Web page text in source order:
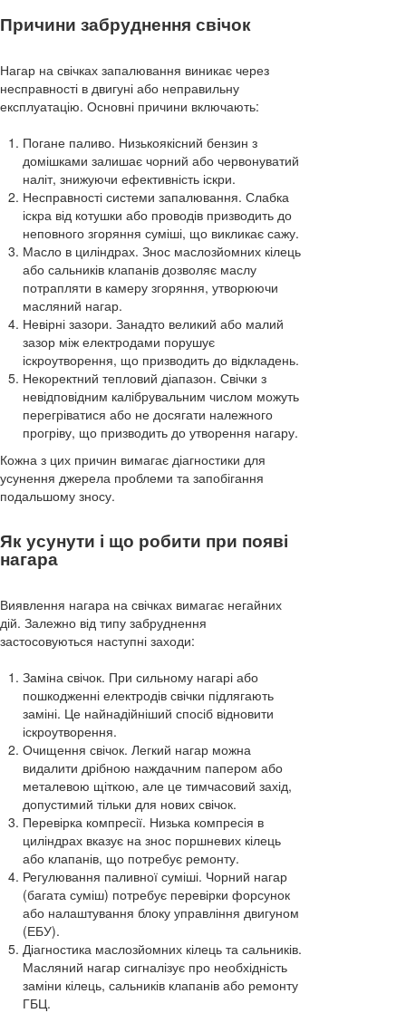
Причини забруднення свічок
Нагар на свічках запалювання виникає через
несправності в двигуні або неправильну
експлуатацію. Основні причини включають:
Погане паливо. Низькоякісний бензин з
домішками залишає чорний або червонуватий
наліт, знижуючи ефективність іскри.
Несправності системи запалювання. Слабка
іскра від котушки або проводів призводить до
неповного згоряння суміші, що викликає сажу.
Масло в циліндрах. Знос маслозйомних кілець
або сальників клапанів дозволяє маслу
потрапляти в камеру згоряння, утворюючи
масляний нагар.
Невірні зазори. Занадто великий або малий
зазор між електродами порушує
іскроутворення, що призводить до відкладень.
Некоректний тепловий діапазон. Свічки з
невідповідним калібрувальним числом можуть
перегріватися або не досягати належного
прогріву, що призводить до утворення нагару.
Кожна з цих причин вимагає діагностики для
усунення джерела проблеми та запобігання
подальшому зносу.
Як усунути і що робити при появі
нагара
Виявлення нагара на свічках вимагає негайних
дій. Залежно від типу забруднення
застосовуються наступні заходи:
Заміна свічок. При сильному нагарі або
пошкодженні електродів свічки підлягають
заміні. Це найнадійніший спосіб відновити
іскроутворення.
Очищення свічок. Легкий нагар можна
видалити дрібною наждачним папером або
металевою щіткою, але це тимчасовий захід,
допустимий тільки для нових свічок.
Перевірка компресії. Низька компресія в
циліндрах вказує на знос поршневих кілець
або клапанів, що потребує ремонту.
Регулювання паливної суміші. Чорний нагар
(багата суміш) потребує перевірки форсунок
або налаштування блоку управління двигуном
(ЕБУ).
Діагностика маслозйомних кілець та сальників.
Масляний нагар сигналізує про необхідність
заміни кілець, сальників клапанів або ремонту
ГБЦ.